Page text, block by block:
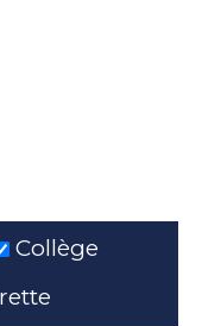
Collège